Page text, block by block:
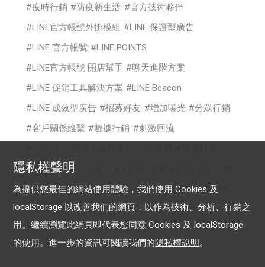
疫時行銷
防疫新生活
官方技術夥伴
LINE官方帳號外掛模組
LINE 保證型廣告
LINE 官方帳號
LINE POINTS
LINE官方帳號 開店幫手
聊天進階方案
LINE 促銷工具解決方案
LINE Beacon
LINE 成效型廣告
招募好友 增加曝光
分眾行銷
客戶關係維繫
數據行銷
刺激回流
時尚
cross targeting
食品/餐飲
你的生意LINE來放大
電商行銷新境界
認證帳號
專屬ID OA Plus
LAP行銷策略
數位啟點學堂
2022 影音贏銷
隱私權聲明
為提供您最佳的網站使用體驗，我們使用 Cookies 及
localStorage 以改善我們的網頁，以作為技術、分析、行銷之
用。繼續瀏覽此網頁即代表您同意 Cookies 及 localStorage
的使用。進一步的資訊可閱讀我們的隱私權說明。